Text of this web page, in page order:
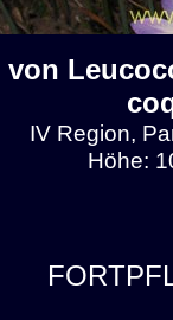
von
IV Region,
Höhe: